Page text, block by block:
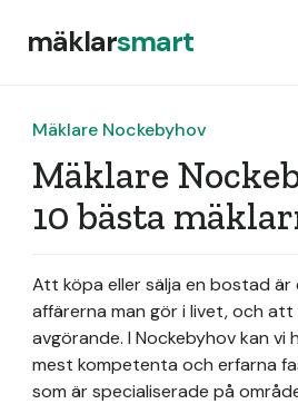
mäklarsmart
Mäklare Nockebyhov
Mäklare
10 bästa
Att köpa eller sälja en bostad
affärerna man gör i livet, och
avgörande. I Nockebyhov kan vi
mest kompetenta och erfarna
som är specialiserade på